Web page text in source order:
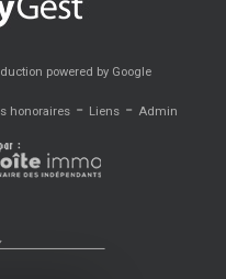
powered by Google
honoraires- Liens- Admin